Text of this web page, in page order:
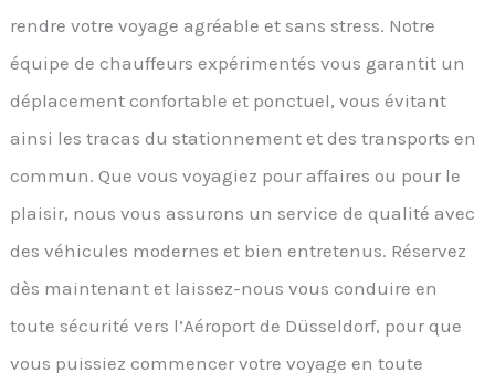
rendre votre voyage agréable et sans stress. Notre
équipe de chauffeurs expérimentés vous garantit un
déplacement confortable et ponctuel, vous évitant
ainsi les tracas du stationnement et des transports en
commun. Que vous voyagiez pour affaires ou pour le
plaisir, nous vous assurons un service de qualité avec
des véhicules modernes et bien entretenus. Réservez
dès maintenant et laissez-nous vous conduire en
toute sécurité vers l’Aéroport de Düsseldorf, pour que
vous puissiez commencer votre voyage en toute